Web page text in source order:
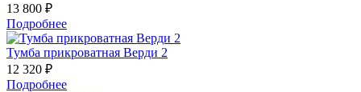
13 800 ₽
Подробнее
Тумба прикроватная Верди 2
12 320 ₽
Подробнее